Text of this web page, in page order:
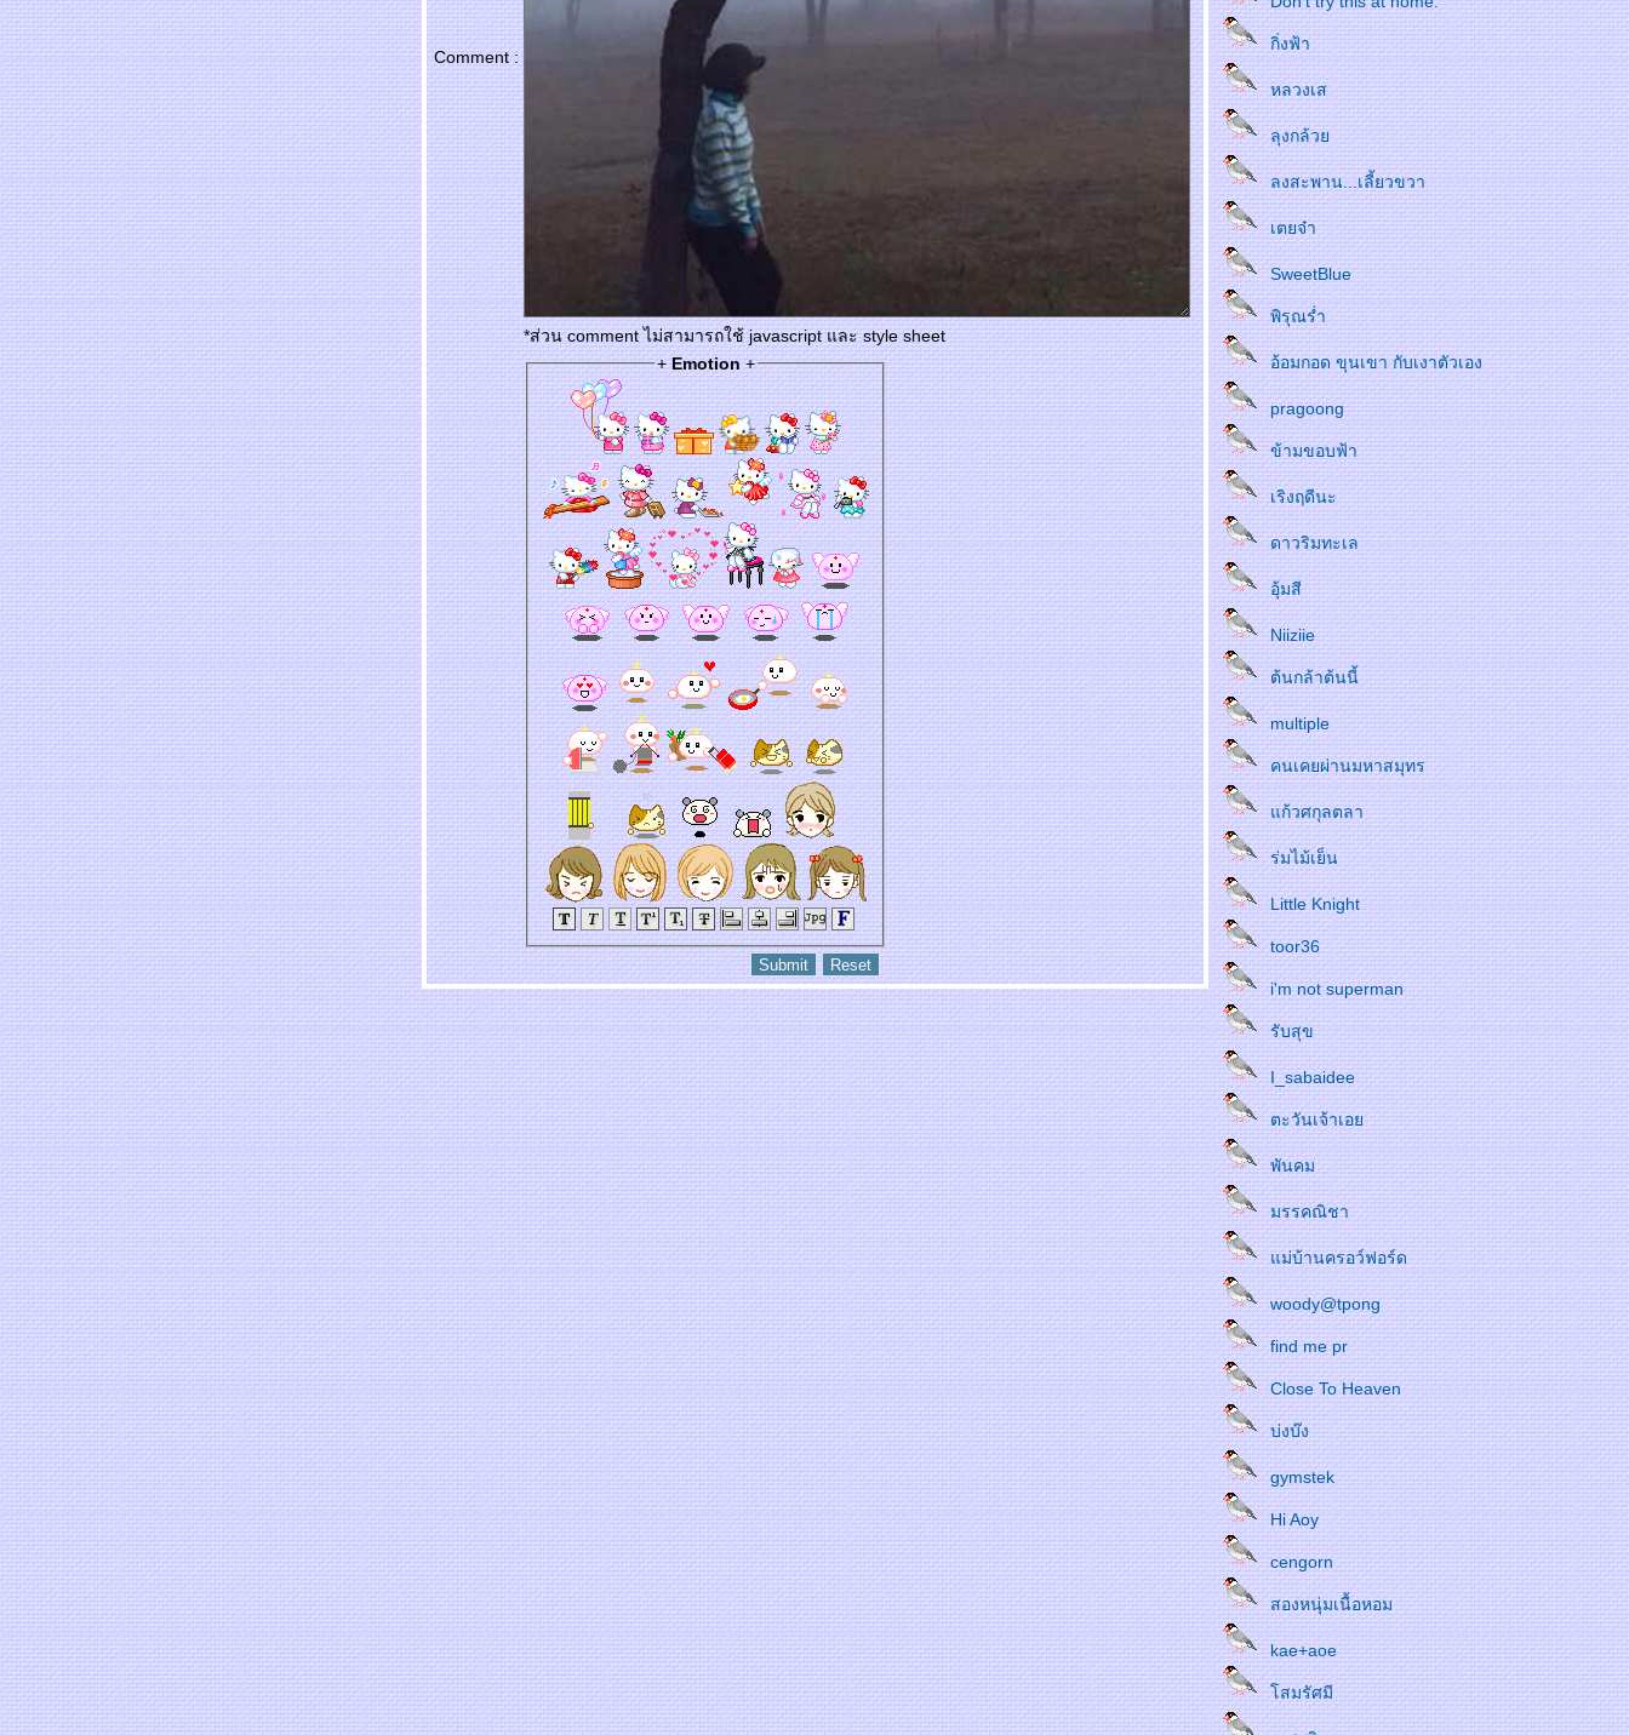
ครวญ ... สุเทพ วงศ์กำแหง
ลำน้ำพอง - หยาด นภาลั
พะเยารอเธอ – สุริยัน บุญยศ
อ้ละหนอเชียงใหม่ - นกแล
เชียงรายรำลึก - ธานินทร์ อินทรเทพ
ม่สาย - ศรีสุดา เริงใจ
อยู่ในใจ - บอย โกสิยพงษ์
สิ่งมีชีวิตที่เรียกว่าพ่อ - แดน-บีม
เสียงทะเล - โฮป
เพียงใครสักคน – เทียรี่ เมฆวัฒนา
รักคนมีเจ้าของ - ยิว คนเขียนเพลง
สวัสดีเจ้า - น้องกีตาร์ จุฑาทิพย์
ถิ่นไทยงาม - รวมศิลปินสุนทราภรณ์
ข้ามฟ้าแดนดอย - สุนทรีย์ เวชชานนท์
ดาวในฝัน - หนู มิเตอร์
ฟนในฝัน - พริกหวาน
นกเขาเถื่อน - คีตาญชลี
ด้วยความเต็มใจ – หนุ่มสกล
ของกิ๋นคนเมือง - จรัล มโนเพ็ชร
จรอนแรม - แจ็ค มงคล ธรรมดี
ห่างไกล - ยิว คนเขียนเพลง
สงจันทร์ - มาลี ฮวนน่า
รักเธอตลอดไป - สมชายใหญ่
ังจดจำ - ยิว คนเขียนเพลง
ดดสุดท้าย - มาลี ฮวนน่า
ลกใบเก่า - แหลม มอริสัน
อ่วเมืองเหนือ - อินโดจีน
คิดถึงกันหรือเปล่า - เนอสเซอรี่ ซาวด์
เธอยังมีฉัน - แก้ว ลายทอง
จากฉันให้เธอ - พิทักษ์ เสริมราษฎร์
ทนความห่วงใย - ปรัชญา แสงตะวัน
มองดาว - เอเชียไมเนอร์
ว่างเปล่า - พิทักษ์ เสริมราษฎร์
หยุดท้อ - เคียส พันตา (พันตา สุรศิลป์พิสุทธิ์)
หนึ่งรักภักดี - หนุ่มสกล
นฝัน - มาลีฮวนน่า
อีกครั้งหนึ่ง - อ้น ธวัชชัย ชูเหมือน
รัก คิดถึง และ ห่วงใย - เคียส พันตา(พันตา สุร
Comment :
*ส่วน comment ไม่สามารถใช้ javascript และ style sheet
+Emotion+
กิ่งฟ้า
หลวงเส
ลุงกล้ว
ลงสะพาน...เลี้ยวขวา
เตยจ๋า
SweetBlue
พิรุณร่ำ
อ้อมกอด ขุนเขา กับเงาตัวเอง
pragoong
ข้ามขอบฟ้า
เริงฤดีนะ
ดาวริมทะเล
อุ้มสี
Niiziie
ต้นกล้าต้นนี้
multiple
คนเคยผ่านมหาสมุทร
ก้วศกุลตลา
ร่มไม้เย็น
Little Knight
toor36
i'm not superman
รับสุข
I_sabaidee
ตะวันเจ้าเอ
พันคม
มรรคณิชา
ม่บ้านครอว์ฟอร์ด
woody@tpong
find me pr
Close To Heaven
บ่งบ๊ง
gymstek
Hi Aoy
cengorn
สองหนุ่มเนื้อหอม
kae+aoe
สมรัศมี